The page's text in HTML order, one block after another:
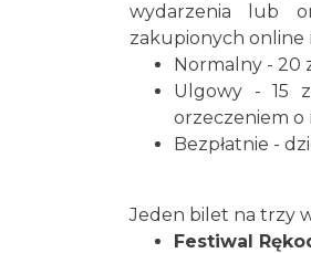
wydarzenia lub
zakupionych online
Normalny - 20
Ulgowy - 15
orzeczeniem o
Bezpłatnie -
Jeden bilet na trzy
Festiwal